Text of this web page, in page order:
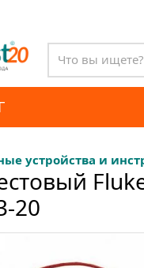
устройства и
20